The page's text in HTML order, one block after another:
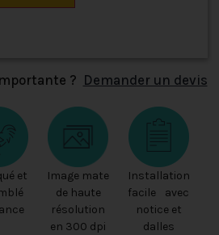
? Demander un devis
et
Image mate
de haute
résolution
en 300 dpi
Installation
facile avec
notice et
dalles